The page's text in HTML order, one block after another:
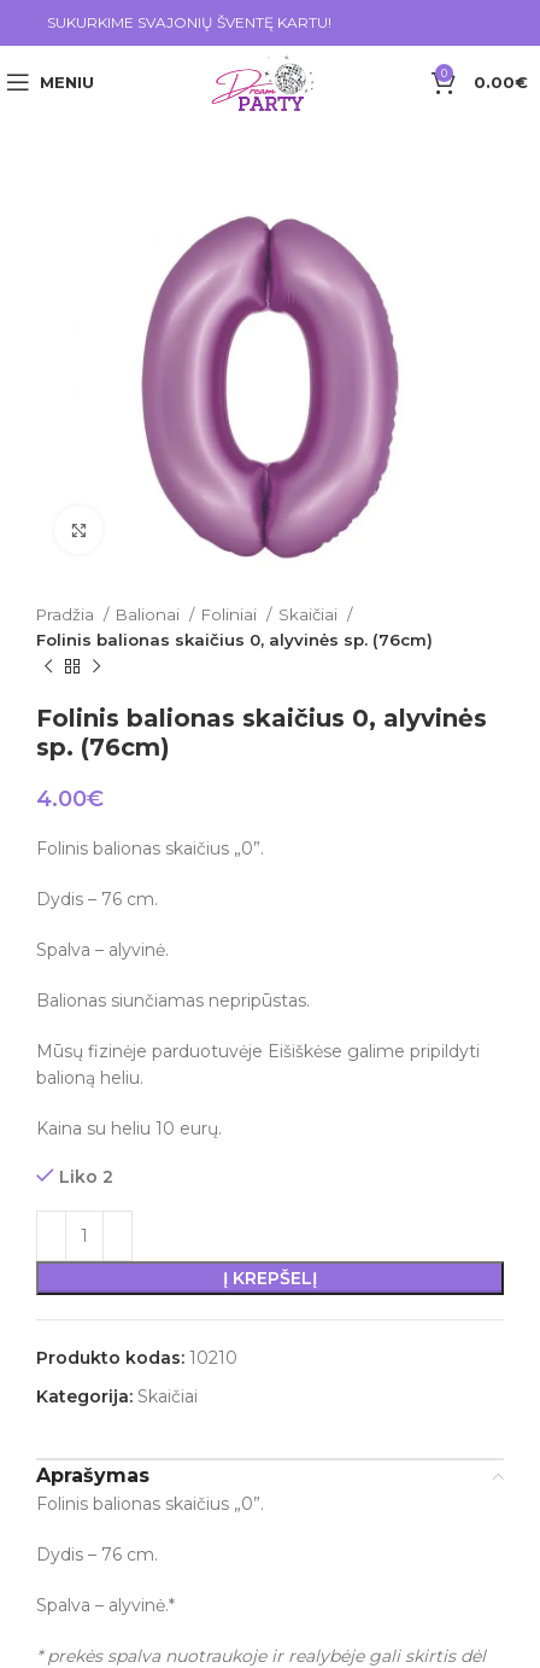
SUKURKIME SVAJONIŲ ŠVENTĘ KARTU!
MENIU 0 0.00€
Click to enlarge
Pradžia Balionai Foliniai
Skaičiai
Folinis balionas skaičius 0, alyvinės sp. (76cm)
Folinis balionas skaičius 0, alyvinės
sp. (76cm)
4.00€
Folinis balionas skaičius „0”.
Dydis – 76 cm.
Spalva – alyvinė.
Balionas siunčiamas nepripūstas.
Mūsų fizinėje parduotuvėje Eišiškėse galime pripildyti
balioną heliu.
Kaina su heliu 10 eurų.
Liko 2
Į KREPŠELĮ
Produkto kodas: 10210
Kategorija: Skaičiai
Aprašymas
Folinis balionas skaičius „0”.
Dydis – 76 cm.
Spalva – alyvinė.*
* prekės spalva nuotraukoje ir realybėje gali skirtis dėl